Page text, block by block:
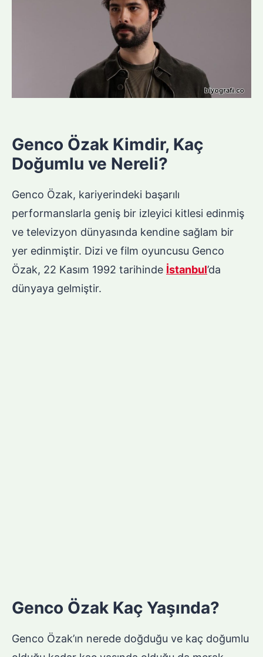
Genco Özak Kimdir, Kaç
Doğumlu ve Nereli?
Genco Özak, kariyerindeki başarılı
performanslarla geniş bir izleyici kitlesi edinmiş
ve televizyon dünyasında kendine sağlam bir
yer edinmiştir. Dizi ve film oyuncusu Genco
Özak, 22 Kasım 1992 tarihinde İstanbul’da
dünyaya gelmiştir.
Genco Özak Kaç Yaşında?
Genco Özak’ın nerede doğduğu ve kaç doğumlu